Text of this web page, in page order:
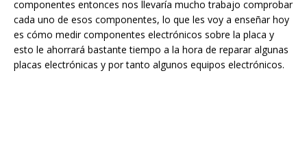
componentes entonces nos llevaría mucho trabajo comprobar
cada uno de esos componentes, lo que les voy a enseñar hoy
es cómo medir componentes electrónicos sobre la placa y
esto le ahorrará bastante tiempo a la hora de reparar algunas
placas electrónicas y por tanto algunos equipos electrónicos.